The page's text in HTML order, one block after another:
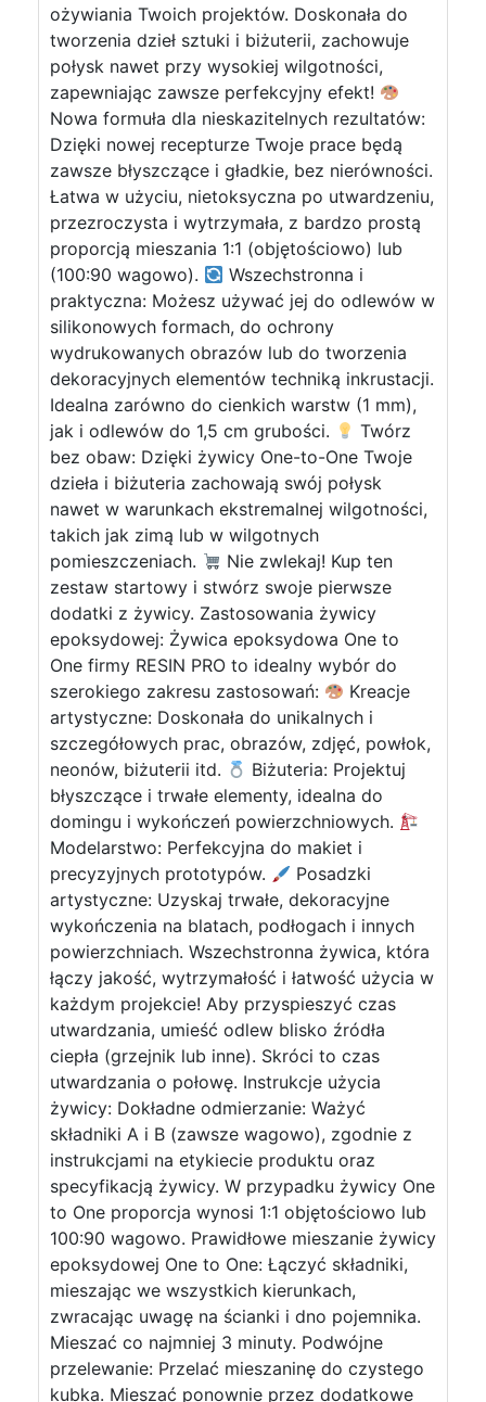
ożywiania Twoich projektów. Doskonała do
tworzenia dzieł sztuki i biżuterii, zachowuje
połysk nawet przy wysokiej wilgotności,
zapewniając zawsze perfekcyjny efekt!
Nowa formuła dla nieskazitelnych rezultatów:
Dzięki nowej recepturze Twoje prace będą
zawsze błyszczące i gładkie, bez nierówności.
Łatwa w użyciu, nietoksyczna po utwardzeniu,
przezroczysta i wytrzymała, z bardzo prostą
proporcją mieszania 1:1 (objętościowo) lub
(100:90 wagowo).
Wszechstronna i
praktyczna: Możesz używać jej do odlewów w
silikonowych formach, do ochrony
wydrukowanych obrazów lub do tworzenia
dekoracyjnych elementów techniką inkrustacji.
Idealna zarówno do cienkich warstw (1 mm),
jak i odlewów do 1,5 cm grubości.
Twórz
bez obaw: Dzięki żywicy One-to-One Twoje
dzieła i biżuteria zachowają swój połysk
nawet w warunkach ekstremalnej wilgotności,
takich jak zimą lub w wilgotnych
pomieszczeniach.
Nie zwlekaj! Kup ten
zestaw startowy i stwórz swoje pierwsze
dodatki z żywicy. Zastosowania żywicy
epoksydowej: Żywica epoksydowa One to
One firmy RESIN PRO to idealny wybór do
szerokiego zakresu zastosowań:
Kreacje
artystyczne: Doskonała do unikalnych i
szczegółowych prac, obrazów, zdjęć, powłok,
neonów, biżuterii itd.
Biżuteria: Projektuj
błyszczące i trwałe elementy, idealna do
domingu i wykończeń powierzchniowych.
Modelarstwo: Perfekcyjna do makiet i
precyzyjnych prototypów.
Posadzki
artystyczne: Uzyskaj trwałe, dekoracyjne
wykończenia na blatach, podłogach i innych
powierzchniach. Wszechstronna żywica, która
łączy jakość, wytrzymałość i łatwość użycia w
każdym projekcie! Aby przyspieszyć czas
utwardzania, umieść odlew blisko źródła
ciepła (grzejnik lub inne). Skróci to czas
utwardzania o połowę. Instrukcje użycia
żywicy: Dokładne odmierzanie: Ważyć
składniki A i B (zawsze wagowo), zgodnie z
instrukcjami na etykiecie produktu oraz
specyfikacją żywicy. W przypadku żywicy One
to One proporcja wynosi 1:1 objętościowo lub
100:90 wagowo. Prawidłowe mieszanie żywicy
epoksydowej One to One: Łączyć składniki,
mieszając we wszystkich kierunkach,
zwracając uwagę na ścianki i dno pojemnika.
Mieszać co najmniej 3 minuty. Podwójne
przelewanie: Przelać mieszaninę do czystego
kubka. Mieszać ponownie przez dodatkowe